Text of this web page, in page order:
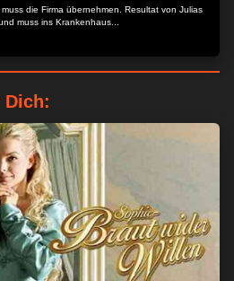
die Firma übernehmen. Resultat von Julias
muss ins Krankenhaus...
Dich: